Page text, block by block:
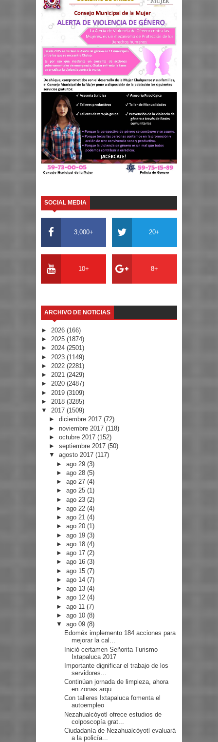
SOCIAL MEDIA
3,000+ 20+
10+ 8+
ARCHIVO DE NOTICIAS
► 2026 (166)
► 2025 (1874)
► 2024 (2501)
► 2023 (1149)
► 2022 (2281)
► 2021 (2429)
► 2020 (2487)
► 2019 (3109)
► 2018 (3285)
▼ 2017 (1509)
► diciembre 2017 (72)
► noviembre 2017 (118)
► octubre 2017 (152)
► septiembre 2017 (50)
▼ agosto 2017 (117)
►ago 29(3)
►ago 28(5)
►ago 27(4)
►ago 25(1)
►ago 23(2)
►ago 22(4)
►ago 21(4)
►ago 20(1)
►ago 19(3)
►ago 18(4)
►ago 17(2)
►ago 16(3)
►ago 15(7)
►ago 14(7)
►ago 13(4)
►ago 12(4)
►ago 11(7)
►ago 10(8)
▼ago 09(8)
Edoméx implemento 184 acciones para
mejorar la cal...
Inició certamen Señorita Turismo
Ixtapaluca 2017
Importante dignificar el trabajo de los
servidores...
Continúan jornada de limpieza, ahora
en zonas arqu...
Con talleres Ixtapaluca fomenta el
autoempleo
Nezahualcóyotl ofrece estudios de
colposcopía grat...
Ciudadanía de Nezahualcóyotl evaluará
a la policía...